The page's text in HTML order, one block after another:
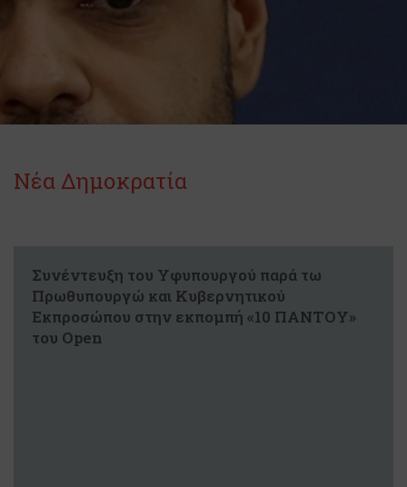
Νέα Δημοκρατία
Συνέντευξη του Υφυπουργού παρά τω
Πρωθυπουργώ και Κυβερνητικού
Εκπροσώπου στην εκπομπή «10 ΠΑΝΤΟΥ»
του Open